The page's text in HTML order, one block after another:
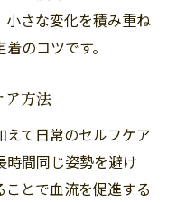
小さな変化を積み重ね
のコツです。
ア方法
て日常のセルフケア
時間同じ姿勢を避け
とで血流を促進する